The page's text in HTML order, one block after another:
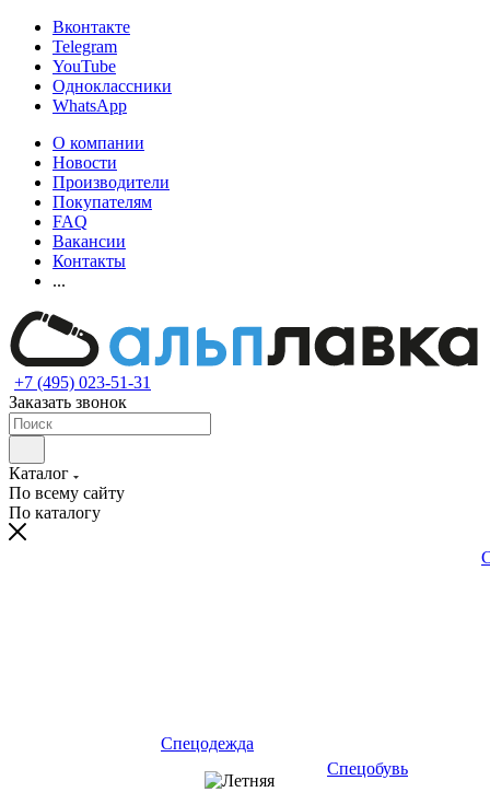
Вконтакте
Telegram
YouTube
Одноклассники
WhatsApp
О компании
Новости
Производители
Покупателям
FAQ
Вакансии
Контакты
...
+7 (495) 023-51-31
Заказать звонок
Каталог
По всему сайту
По каталогу
Спецодежда
Спецобувь